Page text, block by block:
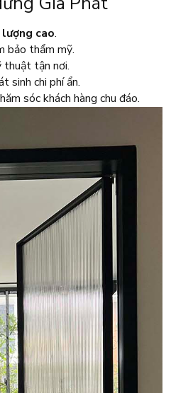
cao.
bảo thẩm mỹ.
thuật tận nơi.
sinh chi phí ẩn.
sóc khách hàng chu đáo.